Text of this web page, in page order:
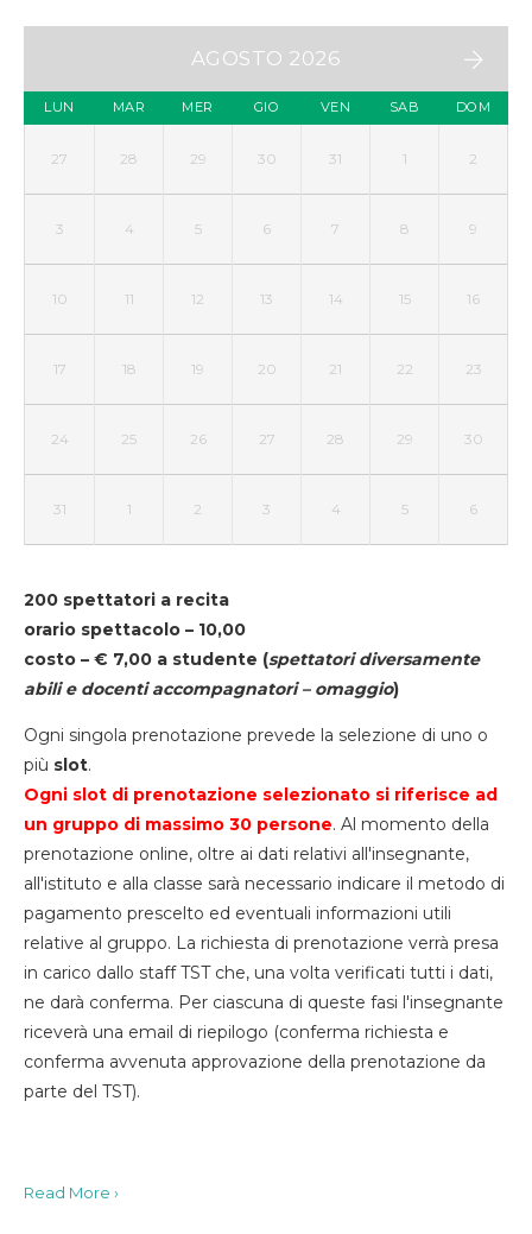
AGOSTO 2026
LUN MAR MER GIO VEN SAB DOM
27 28 29 30 31 1 2
3 4 5 6 7 8 9
10 11 12 13 14 15 16
17 18 19 20 21 22 23
24 25 26 27 28 29 30
31 1 2 3 4 5 6
200 spettatori a recita
orario spettacolo – 10,00
costo – € 7,00 a studente (spettatori diversamente
abili e docenti accompagnatori – omaggio)
Ogni singola prenotazione prevede la selezione di uno o
più slot.
Ogni slot di prenotazione selezionato si riferisce ad
un gruppo di massimo 30 persone. Al momento della
prenotazione online, oltre ai dati relativi all'insegnante,
all'istituto e alla classe sarà necessario indicare il metodo di
pagamento prescelto ed eventuali informazioni utili
relative al gruppo. La richiesta di prenotazione verrà presa
in carico dallo staff TST che, una volta verificati tutti i dati,
ne darà conferma. Per ciascuna di queste fasi l'insegnante
riceverà una email di riepilogo (conferma richiesta e
conferma avvenuta approvazione della prenotazione da
parte del TST).
Read More ›